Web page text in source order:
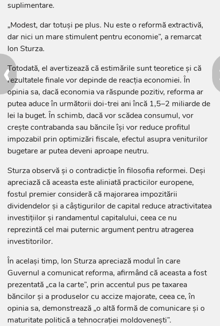
‹
suplimentare.
„Modest, dar totuși pe plus. Nu este o reformă extractivă,
dar nici un mare stimulent pentru economie”, a remarcat
Ion Sturza.
Totodată, el avertizează că estimările sunt teoretice și că
rezultatele finale vor depinde de reacția economiei. În
opinia sa, dacă economia va răspunde pozitiv, reforma ar
putea aduce în următorii doi-trei ani încă 1,5–2 miliarde de
lei la buget. În schimb, dacă vor scădea consumul, vor
crește contrabanda sau băncile își vor reduce profitul
impozabil prin optimizări fiscale, efectul asupra veniturilor
bugetare ar putea deveni aproape neutru.
Sturza observă și o contradicție în filosofia reformei. Deși
apreciază că aceasta este aliniată practicilor europene,
fostul premier consideră că majorarea impozitării
dividendelor și a câștigurilor de capital reduce atractivitatea
investițiilor și randamentul capitalului, ceea ce nu
reprezintă cel mai puternic argument pentru atragerea
investitorilor.
În același timp, Ion Sturza apreciază modul în care
Guvernul a comunicat reforma, afirmând că aceasta a fost
prezentată „ca la carte”, prin accentul pus pe taxarea
băncilor și a produselor cu accize majorate, ceea ce, în
opinia sa, demonstrează „o altă formă de comunicare și o
maturitate politică a tehnocrației moldovenești”.